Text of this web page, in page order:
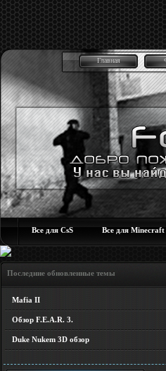
Главная
Все для CsS Все для Minecraft
Последние
Mafia II
Обзор F.E.A.R. 3.
Duke Nukem 3D обзор